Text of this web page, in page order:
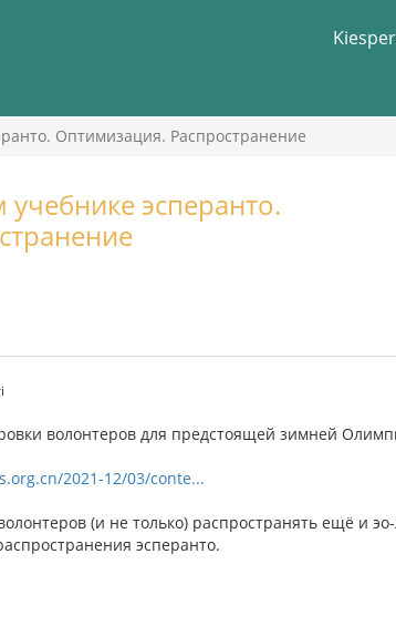
Оптимизация. Распространение
эсперанто.
волонтеров для предстоящей зимней
2021-12/03/conte...
(и не только) распространять ещё и
эсперанто.